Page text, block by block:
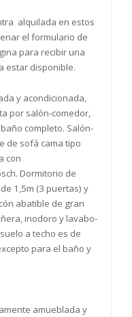
alquilada en estos
el formulario de
para recibir una
estar disponible.
y acondicionada,
por salón-comedor,
completo. Salón-
de sofá cama tipo
con
Dormitorio de
1,5m (3 puertas) y
abatible de gran
inodoro y lavabo-
a techo es de
para el baño y
amueblada y